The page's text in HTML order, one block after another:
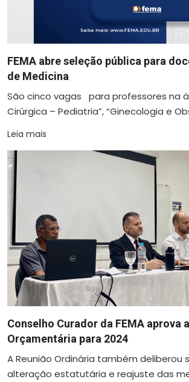
FEMA abre seleção pública para
de Medicina
São cinco vagas para professores na
Cirúrgica – Pediatria”, “Ginecologia e
Leia mais
Conselho Curador da FEMA aprova
Orçamentária para 2024
A Reunião Ordinária também deliberou
alteração estatutária e reajuste das